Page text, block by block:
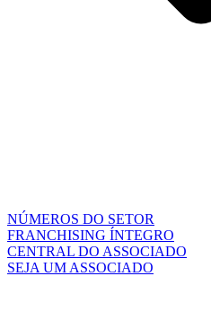
NÚMEROS DO SETOR
FRANCHISING ÍNTEGRO
CENTRAL DO ASSOCIADO
SEJA UM ASSOCIADO